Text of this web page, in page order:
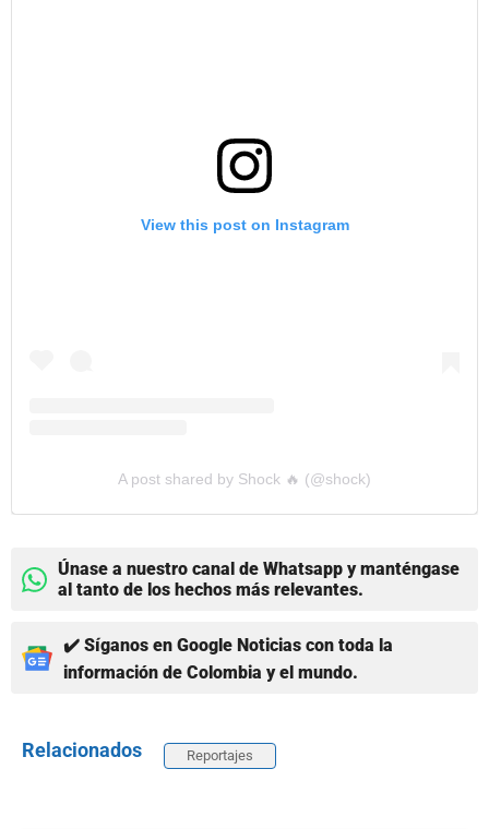
View this post on Instagram
A post shared by Shock 🔥 (@shock)
Únase a nuestro canal de Whatsapp y manténgase
al tanto de los hechos más relevantes.
✔️ Síganos en Google Noticias con toda la
información de Colombia y el mundo.
Relacionados Reportajes